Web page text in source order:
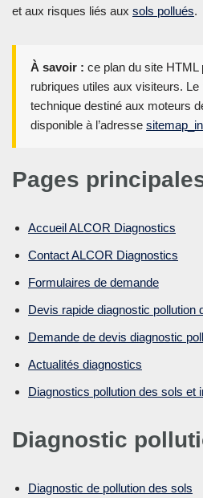
et aux risques liés aux sols pollués.
À savoir : ce plan du site HTML
rubriques utiles aux visiteurs. Le
technique destiné aux moteurs
disponible à l’adresse
Pages
Accueil ALCOR Diagnostics
Contact ALCOR Diagnostics
Formulaires de demande
Devis rapide diagnostic pollution
Demande de devis diagnostic
Actualités diagnostics
Diagnostics pollution des sols et
Diagnostic
Diagnostic de pollution des sols